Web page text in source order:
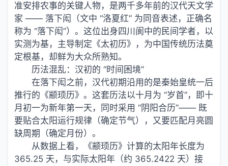
准安排农事的关键人物，是两千多年前的汉代天文学
家 —— 落下闳（文中 “洛夏红” 为同音表述，正确名
称为 “落下闳”）。这位出身四川阆中的民间学者，以
实测为基，主导制定《太初历》，为中国传统历法奠
定根基，却鲜为大众所熟知。
历法混乱：汉初的 “时间困境”
在落下闳之前，汉代初期沿用的是秦始皇统一后
推行的《颛顼历》。这套历法以十月为 “岁首”，即十
月初一为新年第一天，同时采用 “阴阳合历”—— 既
要贴合太阳运行规律（确定节气），又要匹配月亮圆
缺周期（确定月份）。
从数据上看，《颛顼历》计算的太阳年长度为
365.25 天，与实际太阳年（约 365.2422 天）接